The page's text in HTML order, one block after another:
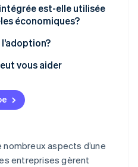
circule est-elle utilisée
économiques?
services par abonnement
ou hybrides
vous aider
aspects d’une
entreprises gèrent